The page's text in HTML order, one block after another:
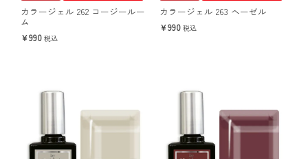
カラージェル 262 コージールー
ム
990 税込
カラージェル 263 ヘーゼル
990 税込